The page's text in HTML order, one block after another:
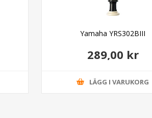
Yamaha YRS302BIII
289,00 kr
LÄGG I VARUKORG